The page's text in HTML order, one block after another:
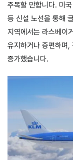
주목할 만합니다. 미
등 신설 노선을 통해
지역에서는 라스베이
유지하거나 증편하며
증가했습니다.